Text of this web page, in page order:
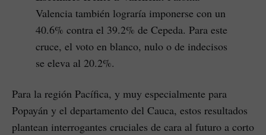
Valencia también lograría imponerse con un
40.6% contra el 39.2% de Cepeda. Para este
cruce, el voto en blanco, nulo o de indecisos
se eleva al 20.2%.
Para la región Pacífica, y muy especialmente para
Popayán y el departamento del Cauca, estos resultados
plantean interrogantes cruciales de cara al futuro a corto